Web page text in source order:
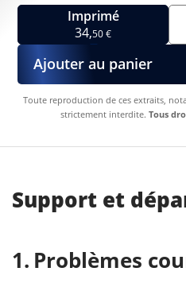
Imprimé
34,50 €
Ajouter au panier
Toute reproduction de ces extraits,
strictement interdite. Tous
Support et
Problèmes